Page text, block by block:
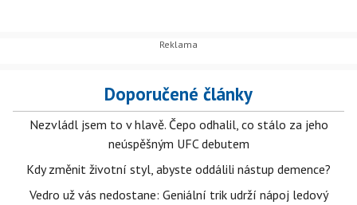
Doporučené články
Nezvládl jsem to v hlavě. Čepo odhalil, co stálo za jeho
neúspěšným UFC debutem
Kdy změnit životní styl, abyste oddálili nástup demence?
Vedro už vás nedostane: Geniální trik udrží nápoj ledový